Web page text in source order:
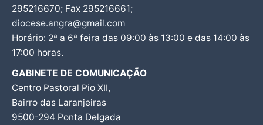
295216670; Fax 295216661;
diocese.angra@gmail.com
Horário: 2ª a 6ª feira das 09:00 às 13:00 e das 14:00 às
17:00 horas.
GABINETE DE COMUNICAÇÃO
Centro Pastoral Pio XII,
Bairro das Laranjeiras
9500-294 Ponta Delgada